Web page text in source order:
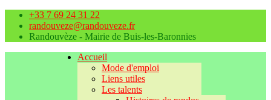
+33 7 69 24 31 22
randouveze@randouveze.fr
Randouvèze - Mairie de Buis-les-Baronnies
Accueil
Mode d'emploi
Liens utiles
Les talents